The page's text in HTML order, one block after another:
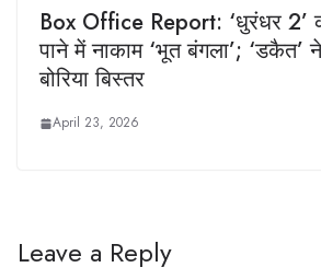
Box Office Report: ‘धुरंधर 2’
पाने में नाकाम ‘भूत बंगला’; ‘डकैत’
बोरिया बिस्तर
April 23, 2026
Leave a Reply